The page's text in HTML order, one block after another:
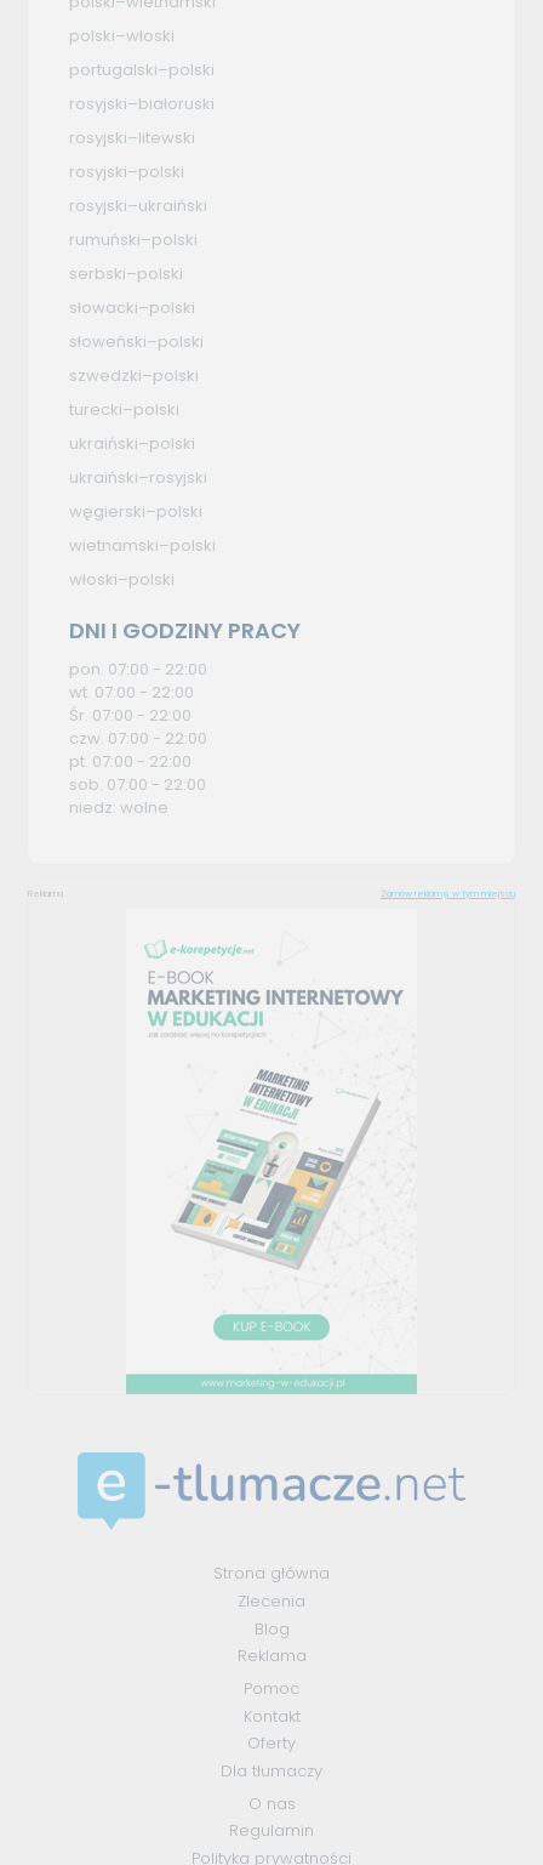
polski–włoski
portugalski–polski
rosyjski–białoruski
rosyjski–litewski
rosyjski–polski
rosyjski–ukraiński
rumuński–polski
serbski–polski
słowacki–polski
słoweński–polski
szwedzki–polski
turecki–polski
ukraiński–polski
ukraiński–rosyjski
węgierski–polski
wietnamski–polski
włoski–polski
DNI I GODZINY PRACY
pon. 07:00 - 22:00
wt. 07:00 - 22:00
Śr. 07:00 - 22:00
czw. 07:00 - 22:00
pt. 07:00 - 22:00
sob. 07:00 - 22:00
niedz: wolne
Reklama Zamów reklamę w tym miejscu
Strona główna
Zlecenia
Blog
Reklama
Pomoc
Kontakt
Oferty
Dla tłumaczy
O nas
Regulamin
Polityka prywatności